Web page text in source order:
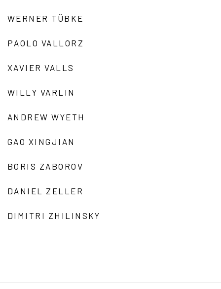
WERNER TÜBKE
PAOLO VALLORZ
XAVIER VALLS
WILLY VARLIN
ANDREW WYETH
GAO XINGJIAN
BORIS ZABOROV
DANIEL ZELLER
DIMITRI ZHILINSKY